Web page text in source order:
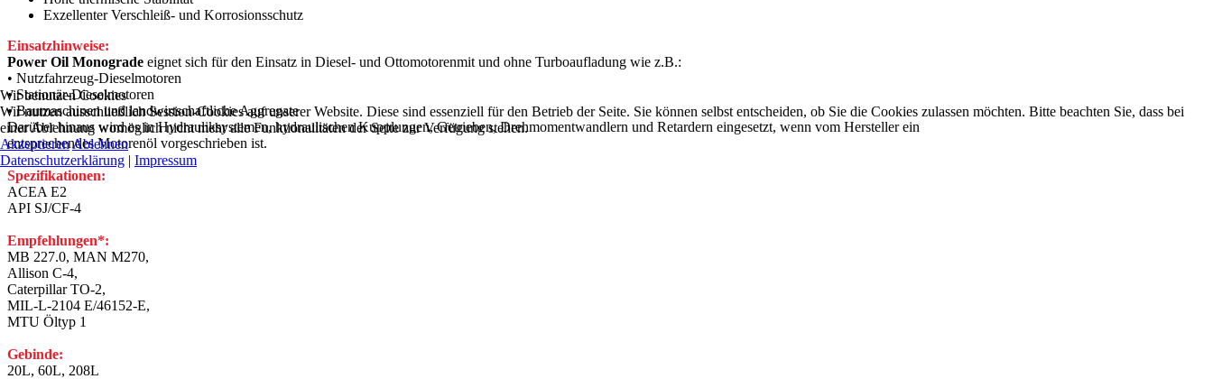
Exzellenter Verschleiß- und Korrosionsschutz
Einsatzhinweise:
Power Oil Monograde eignet sich für den Einsatz in Diesel- und Ottomotorenmit und ohne Turboaufladung wie z.B.:
• Nutzfahrzeug-Dieselmotoren
• Stationär-Dieselmotoren
• Baumaschinen und landwirtschaftliche Aggregate
Darüber hinaus wird es in Hydrauliksystemen, hydraulischen Kupplungen, Getrieben, Drehmomentwandlern und Retardern eingesetzt, wenn vom Hersteller ein
entsprechendes Motorenöl vorgeschrieben ist.
Spezifikationen:
ACEA E2
API SJ/CF-4
Empfehlungen*:
MB 227.0, MAN M270,
Allison C-4,
Caterpillar TO-2,
MIL-L-2104 E/46152-E,
MTU Öltyp 1
Gebinde:
20L, 60L, 208L
Wir benutzen Cookies
Wir nutzen ausschließlich Session-Cookies auf unserer Website. Diese sind essenziell für den Betrieb der Seite. Sie können selbst entscheiden, ob Sie die Cookies zulassen möchten. Bitte beachten Sie, dass bei
einer Ablehnung womöglich nicht mehr alle Funktionalitäten der Seite zur Verfügung stehen.
AkzeptierenAblehnen
Datenschutzerklärung | Impressum